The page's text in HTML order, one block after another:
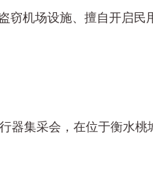
窃机场设施、擅自开启
集采会，在位于衡水桃